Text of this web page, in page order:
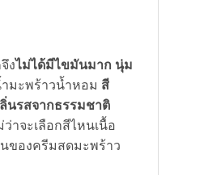
งไม่ได้มีไขมันมาก นุ่ม
มะพร้าวน้ำหอม สี
นรสจากธรรมชาติ
าจะเลือกสีไหนเนื้อ
ของครีมสดมะพร้าว